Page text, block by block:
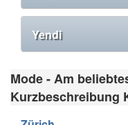
Yendi
Mode - Am
Kurzbeschreibung